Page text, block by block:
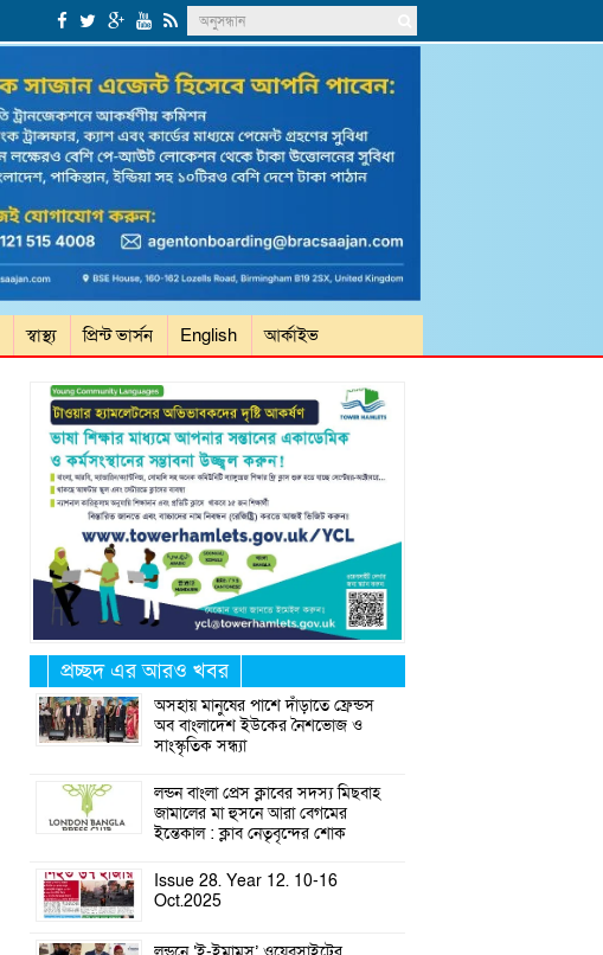
স্বাস্থ্য প্রিন্ট ভার্সন English আর্কাইভ
প্রচ্ছদ এর আরও খবর
অসহায় মানুষের পাশে দাঁড়াতে ফ্রেন্ডস
অব বাংলাদেশ ইউকের নৈশভোজ ও
সাংস্কৃতিক সন্ধ্যা
লন্ডন বাংলা প্রেস ক্লাবের সদস্য মিছবাহ
জামালের মা হুসনে আরা বেগমের
ইন্তেকাল : ক্লাব নেতৃবৃন্দের শোক
Issue 28. Year 12. 10-16
Oct.2025